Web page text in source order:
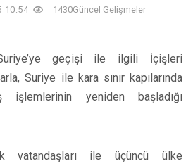
10:54 1430Güncel Gelişmeler
geçişi ile ilgili İçişleri
Suriye ile kara sınır kapılarında
işlemlerinin yeniden başladığı
vatandaşları ile üçüncü ülke